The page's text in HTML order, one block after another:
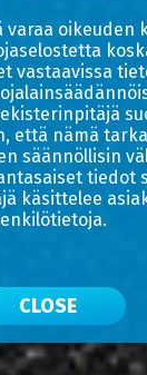
varaa oikeuden
vastaavissa
että nämä
säännöllisin
tiedot
käsittelee
CLOSE